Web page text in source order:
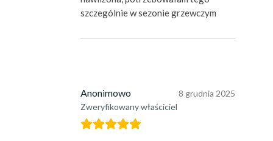
szczególnie w sezonie grzewczym
Anonimowo
Zweryfikowany właściciel
8 grudnia 2025